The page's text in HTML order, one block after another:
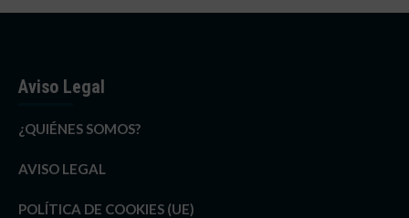
Aviso Legal
¿QUIÉNES SOMOS?
AVISO LEGAL
POLÍTICA DE COOKIES (UE)